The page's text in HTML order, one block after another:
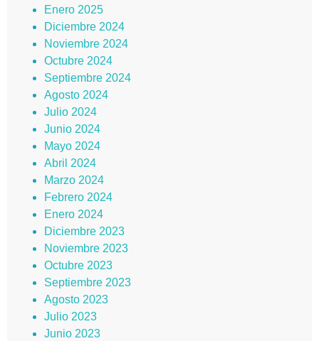
Enero 2025
Diciembre 2024
Noviembre 2024
Octubre 2024
Septiembre 2024
Agosto 2024
Julio 2024
Junio 2024
Mayo 2024
Abril 2024
Marzo 2024
Febrero 2024
Enero 2024
Diciembre 2023
Noviembre 2023
Octubre 2023
Septiembre 2023
Agosto 2023
Julio 2023
Junio 2023